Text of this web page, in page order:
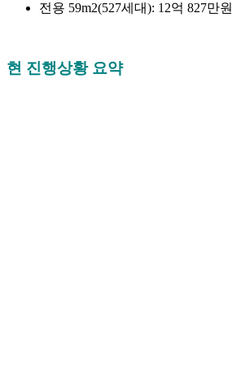
전용 59m2(527세대): 12억 827만원
현 진행상황 요약